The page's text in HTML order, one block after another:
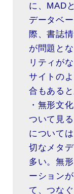
に、MAD
データベ
際、書誌
が問題と
リティが
サイトの
合もあると
・無形文
ついて見
について
切なメタ
多い。無
ーション
て、つな